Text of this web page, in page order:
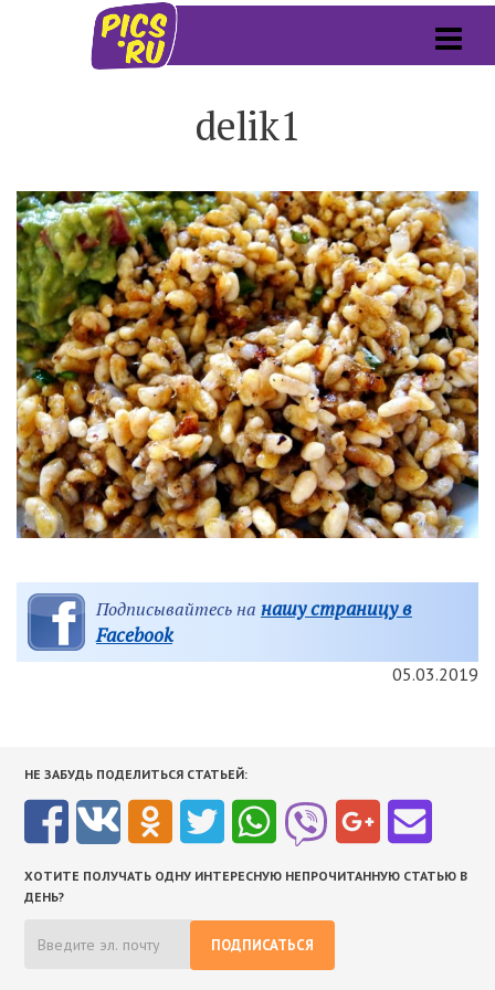
delik1
Подписывайтесь на нашу страницу в
Facebook
05.03.2019
НЕ ЗАБУДЬ ПОДЕЛИТЬСЯ СТАТЬЕЙ:
ХОТИТЕ ПОЛУЧАТЬ ОДНУ ИНТЕРЕСНУЮ НЕПРОЧИТАННУЮ СТАТЬЮ В
ДЕНЬ?
ПОДПИСАТЬСЯ